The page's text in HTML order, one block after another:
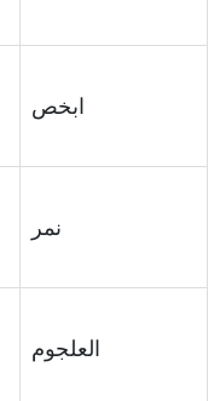
ابخص
نمر
العلجوم